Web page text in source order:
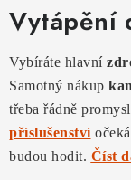
Grily a ohniště
Vytápění
Kontakty
Vytápění
Vybíráte hlavní
Samotný nákup
třeba řádně
příslušenství
budou hodit. Číst